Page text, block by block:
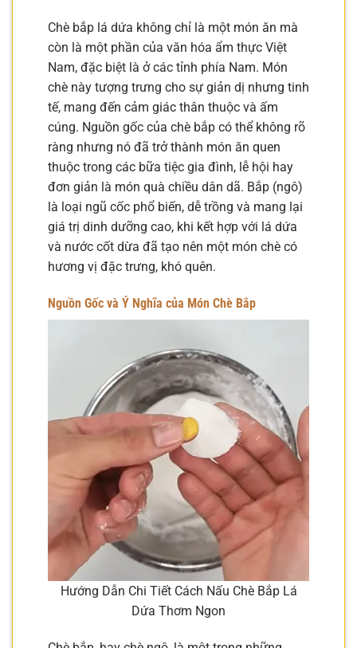
Chè bắp lá dứa không chỉ là một món ăn mà
còn là một phần của văn hóa ẩm thực Việt
Nam, đặc biệt là ở các tỉnh phía Nam. Món
chè này tượng trưng cho sự giản dị nhưng tinh
tế, mang đến cảm giác thân thuộc và ấm
cúng. Nguồn gốc của chè bắp có thể không rõ
ràng nhưng nó đã trở thành món ăn quen
thuộc trong các bữa tiệc gia đình, lễ hội hay
đơn giản là món quà chiều dân dã. Bắp (ngô)
là loại ngũ cốc phổ biến, dễ trồng và mang lại
giá trị dinh dưỡng cao, khi kết hợp với lá dứa
và nước cốt dừa đã tạo nên một món chè có
hương vị đặc trưng, khó quên.
Nguồn Gốc và Ý Nghĩa của Món Chè Bắp
Hướng Dẫn Chi Tiết Cách Nấu Chè Bắp Lá
Dứa Thơm Ngon